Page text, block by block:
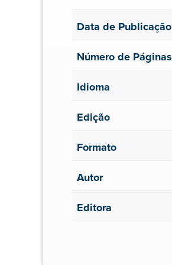
Data de Publicação
Número de Páginas
Idioma
Edição
Formato
Autor
Editora